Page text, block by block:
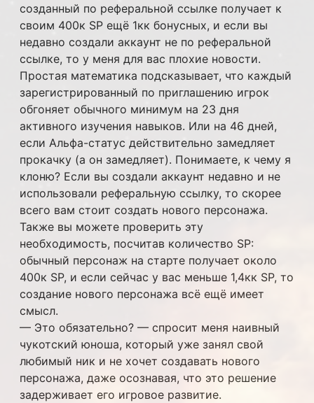
созданный по реферальной ссылке получает к
своим 400к SP ещё 1кк бонусных, и если вы
недавно создали аккаунт не по реферальной
ссылке, то у меня для вас плохие новости.
Простая математика подсказывает, что каждый
зарегистрированный по приглашению игрок
обгоняет обычного минимум на 23 дня
активного изучения навыков. Или на 46 дней,
если Альфа-статус действительно замедляет
прокачку (а он замедляет). Понимаете, к чему я
клоню? Если вы создали аккаунт недавно и не
использовали реферальную ссылку, то скорее
всего вам стоит создать нового персонажа.
Также вы можете проверить эту
необходимость, посчитав количество SP:
обычный персонаж на старте получает около
400к SP, и если сейчас у вас меньше 1,4кк SP, то
создание нового персонажа всё ещё имеет
смысл.
— Это обязательно? — спросит меня наивный
чукотский юноша, который уже занял свой
любимый ник и не хочет создавать нового
персонажа, даже осознавая, что это решение
задерживает его игровое развитие.